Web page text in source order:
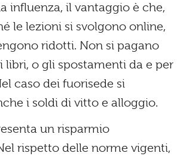
influenza, il vantaggio è che,
le lezioni si svolgono online,
ridotti. Non si pagano
libri, o gli spostamenti da e per
caso dei fuorisede si
i soldi di vitto e alloggio.
un risparmio
rispetto delle norme vigenti,